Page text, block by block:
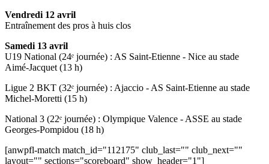
Vendredi 12 avril
Entraînement des pros à huis clos
Samedi 13 avril
U19 National (24ᵉ journée) : AS Saint-Etienne - Nice au stade
Aimé-Jacquet (13 h)
Ligue 2 BKT (32ᵉ journée) : Ajaccio - AS Saint-Etienne au stade
Michel-Moretti (15 h)
National 3 (22ᵉ journée) : Olympique Valence - ASSE au stade
Georges-Pompidou (18 h)
[anwpfl-match match_id="112175" club_last="" club_next=""
layout="" sections="scoreboard" show_header="1"]